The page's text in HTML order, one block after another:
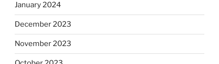
January 2024
December 2023
November 2023